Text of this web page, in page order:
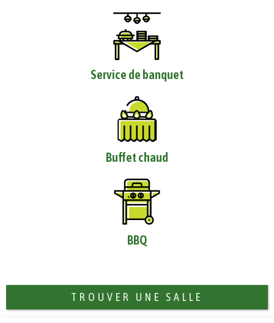
Service de banquet
Buffet chaud
BBQ
TROUVER UNE SALLE